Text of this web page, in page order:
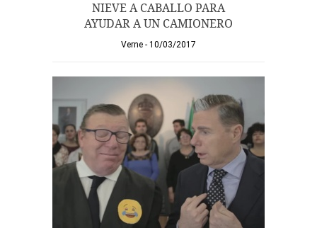
NIEVE A CABALLO PARA
AYUDAR A UN CAMIONERO
Verne 10/03/2017